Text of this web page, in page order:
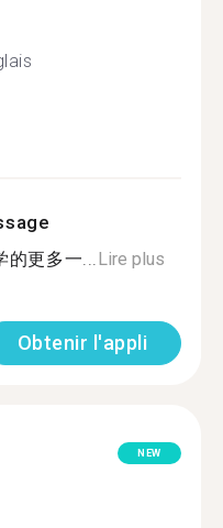
更多一... Lire plus
Obtenir l'appli
NEW